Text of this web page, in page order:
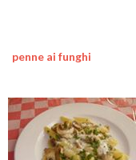
penne ai funghi